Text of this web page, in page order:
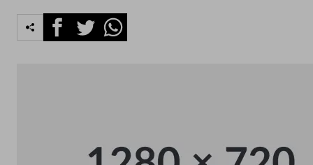
FacebookTwitterWhatsapp